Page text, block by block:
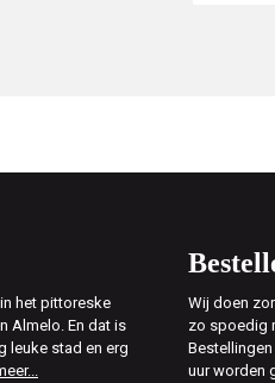
het pittoreske
Almelo. En dat is
leuke stad en erg
Wij doen
zo spoedig
uur worden